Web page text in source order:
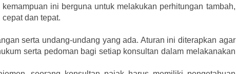
ini berguna untuk melakukan perhitungan tambah,
dan tepat.
serta undang-undang yang ada. Aturan ini diterapkan agar
serta pedoman bagi setiap konsultan dalam melakanakan